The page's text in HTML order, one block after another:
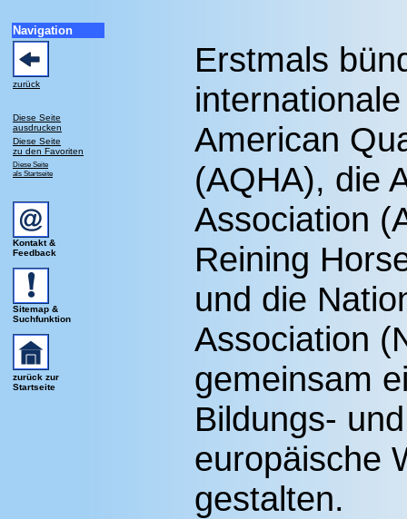
Navigation
zurück
Diese Seite
ausdrucken
Diese Seite
zu den Favoriten
Diese Seite
als Startseite
Kontakt &
Feedback
Sitemap &
Suchfunktion
zurück zur
Startseite
Erstmals
American
(AQHA), die
Association
Reining
und die
Association
gemeinsam
Bildungs-
europäische
gestalten.